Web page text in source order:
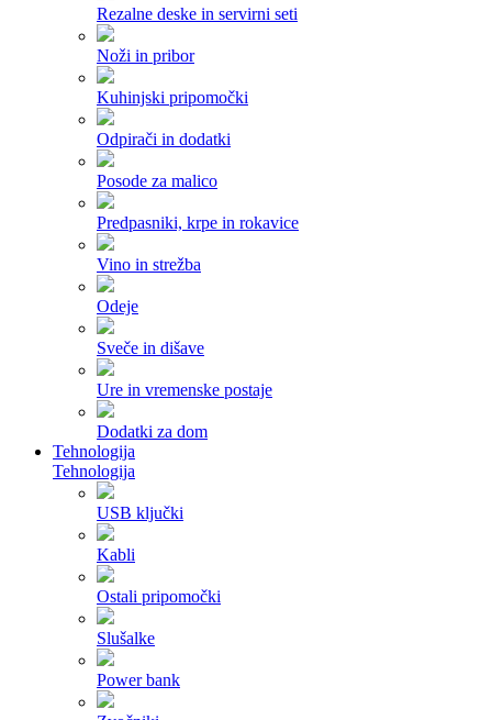
Rezalne deske in servirni seti
Noži in pribor
Kuhinjski pripomočki
Odpirači in dodatki
Posode za malico
Predpasniki, krpe in rokavice
Vino in strežba
Odeje
Sveče in dišave
Ure in vremenske postaje
Dodatki za dom
Tehnologija
Tehnologija
USB ključki
Kabli
Ostali pripomočki
Slušalke
Power bank